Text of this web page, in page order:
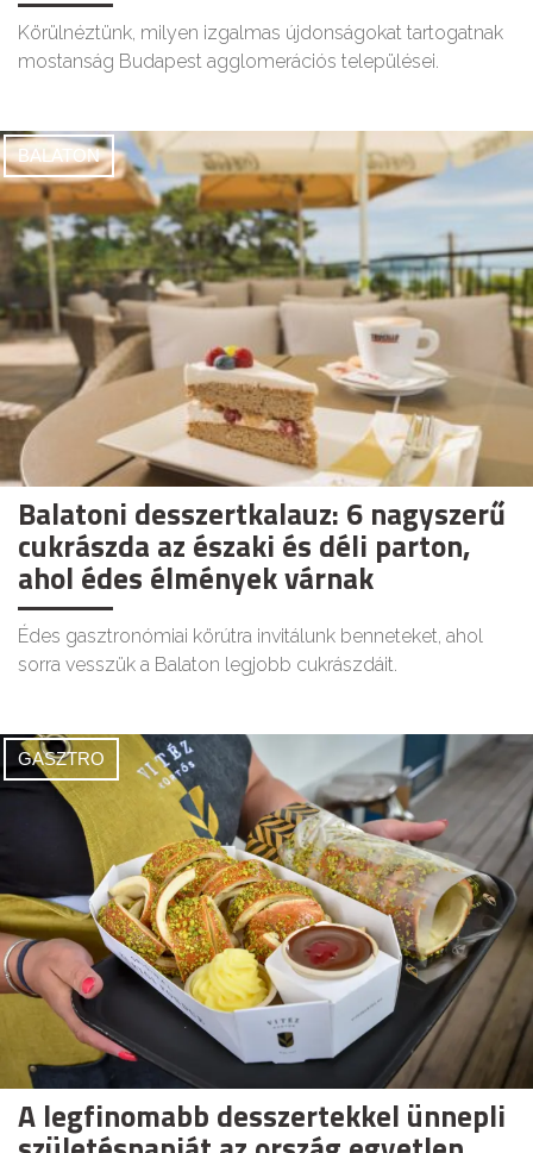
Körülnéztünk, milyen izgalmas újdonságokat tartogatnak
mostanság Budapest agglomerációs települései.
BALATON
Balatoni desszertkalauz: 6 nagyszerű
cukrászda az északi és déli parton,
ahol édes élmények várnak
Édes gasztronómiai körútra invitálunk benneteket, ahol
sorra vesszük a Balaton legjobb cukrászdáit.
GASZTRO
A legfinomabb desszertekkel ünnepli